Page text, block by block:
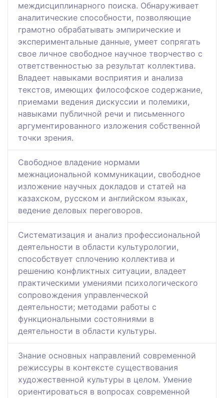
междисциплинарного поиска. Обнаруживает
аналитические способности, позволяющие
грамотно обрабатывать эмпирические и
экспериментальные данные, умеет сопрягать
свое личное свободное научное творчество с
ответственностью за результат коллектива.
Владеет навыками восприятия и анализа
текстов, имеющих философское содержание,
приемами ведения дискуссии и полемики,
навыками публичной речи и письменного
аргументированного изложения собственной
точки зрения.
Свободное владение нормами
межнациональной коммуникации, свободное
изложение научных докладов и статей на
казахском, русском и английском языках,
ведение деловых переговоров.
Систематизация и анализ профессиональной
деятельности в области культурологии,
способствует сплочению коллектива и
решению конфликтных ситуации, владеет
практическими умениями психологического
сопровождения управленческой
деятельности; методами работы с
функциональными состояниями в
деятельности в области культуры.
Знание основных направлений современной
режиссуры в контексте существования
художественной культуры в целом. Умение
ориентироваться в вопросах современной